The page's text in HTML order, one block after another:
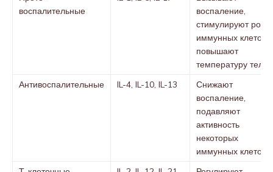
воспалительные
воспаление,
стимулируют рост
иммунных клеток,
повышают
температуру тела
Антивоспалительные
IL-4, IL-10, IL-13
Снижают
воспаление,
подавляют
активность
некоторых
иммунных клеток